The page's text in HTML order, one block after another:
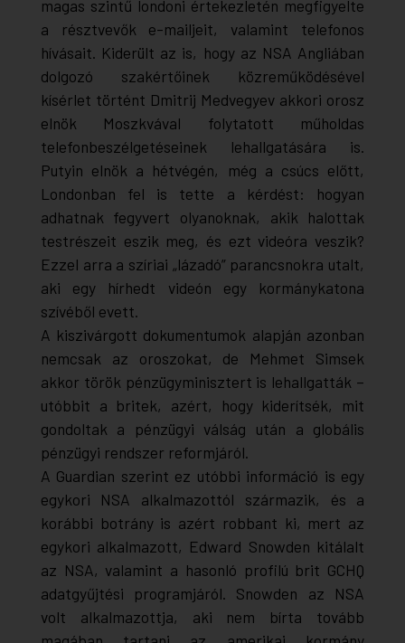
magas szintű londoni értekezletén megfigyelte
a résztvevők e-mailjeit, valamint telefonos
hívásait. Kiderült az is, hogy az NSA Angliában
dolgozó szakértőinek közreműködésével
kísérlet történt Dmitrij Medvegyev akkori orosz
elnök Moszkvával folytatott műholdas
telefonbeszélgetéseinek lehallgatására is.
Putyin elnök a hétvégén, még a csúcs előtt,
Londonban fel is tette a kérdést: hogyan
adhatnak fegyvert olyanoknak, akik halottak
testrészeit eszik meg, és ezt videóra veszik?
Ezzel arra a szíriai „lázadó” parancsnokra utalt,
aki egy hírhedt videón egy kormánykatona
szívéből evett.
A kiszivárgott dokumentumok alapján azonban
nemcsak az oroszokat, de Mehmet Simsek
akkor török pénzügyminisztert is lehallgatták –
utóbbit a britek, azért, hogy kiderítsék, mit
gondoltak a pénzügyi válság után a globális
pénzügyi rendszer reformjáról.
A Guardian szerint ez utóbbi információ is egy
egykori NSA alkalmazottól származik, és a
korábbi botrány is azért robbant ki, mert az
egykori alkalmazott, Edward Snowden kitálalt
az NSA, valamint a hasonló profilú brit GCHQ
adatgyűjtési programjáról. Snowden az NSA
volt alkalmazottja, aki nem bírta tovább